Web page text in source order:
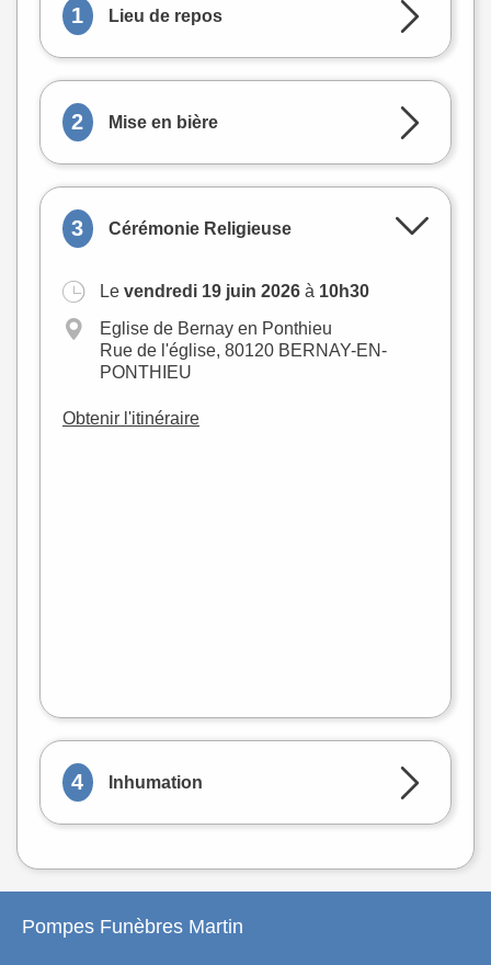
1 Lieu de repos
2 Mise en bière
3 Cérémonie Religieuse
Le vendredi 19 juin 2026 à 10h30
Eglise de Bernay en Ponthieu
Rue de l'église, 80120 BERNAY-EN-
PONTHIEU
Obtenir l'itinéraire
4 Inhumation
Pompes Funèbres Martin